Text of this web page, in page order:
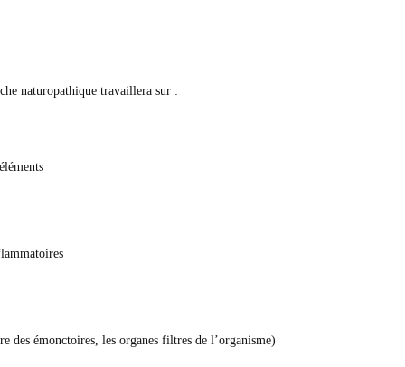
naturopathique travaillera sur :
émonctoires, les organes filtres de l’organisme)